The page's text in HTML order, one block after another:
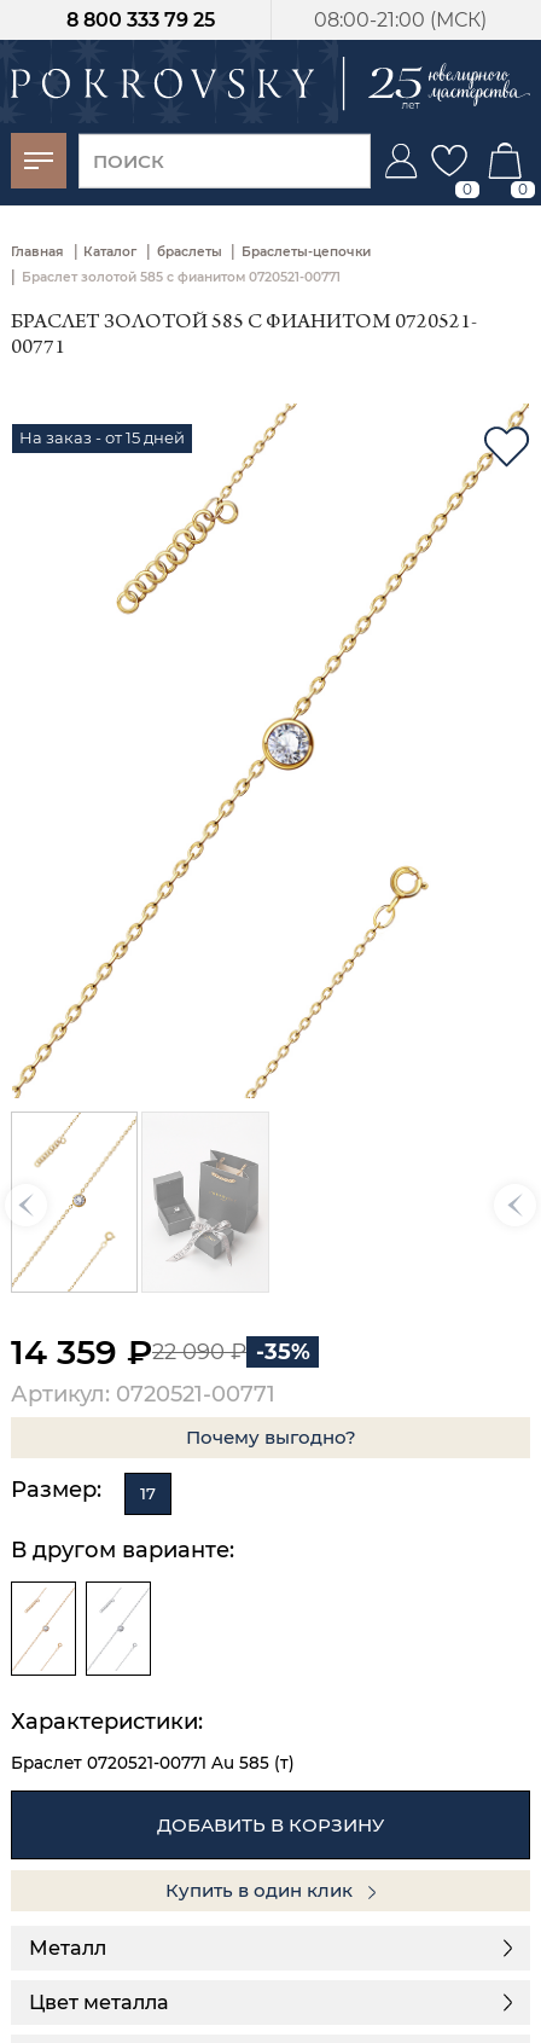
08:00-21:00 (МСК)
8 800 333 79 25
0 0
Главная | Каталог | браслеты | Браслеты-цепочки
| Браслет золотой 585 с фианитом 0720521-00771
БРАСЛЕТ ЗОЛОТОЙ 585 С ФИАНИТОМ 0720521-
00771
На заказ - от 15 дней
14 359 ₽22 090 ₽ -35%
Артикул: 0720521-00771
Почему выгодно?
Размер: 17
В другом варианте:
Характеристики:
Браслет 0720521-00771 Au 585 (т)
ДОБАВИТЬ В КОРЗИНУ
Купить в один клик
Металл
Цвет металла
-30%
от 15 дней с
момента оплаты